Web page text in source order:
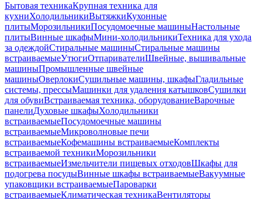
Бытовая техникаКрупная техника для
кухниХолодильникиВытяжкиКухонные
плитыМорозильникиПосудомоечные машиныНастольные
плитыВинные шкафыМини-холодильникиТехника для ухода
за одеждойСтиральные машиныСтиральные машины
встраиваемыеУтюгиОтпаривателиШвейные, вышивальные
машиныПромышленные швейные
машиныОверлокиСушильные машины, шкафыГладильные
системы, прессыМашинки для удаления катышковСушилки
для обувиВстраиваемая техника, оборудованиеВарочные
панелиДуховые шкафыХолодильники
встраиваемыеПосудомоечные машины
встраиваемыеМикроволновые печи
встраиваемыеКофемашины встраиваемыеКомплекты
встраиваемой техникиМорозильники
встраиваемыеИзмельчители пищевых отходовШкафы для
подогрева посудыВинные шкафы встраиваемыеВакуумные
упаковщики встраиваемыеПароварки
встраиваемыеКлиматическая техникаВентиляторы